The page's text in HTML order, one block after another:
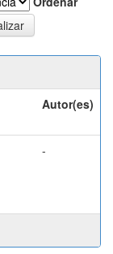
Autor(es)
-